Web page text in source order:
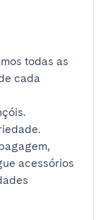
todas as
cada
acessórios